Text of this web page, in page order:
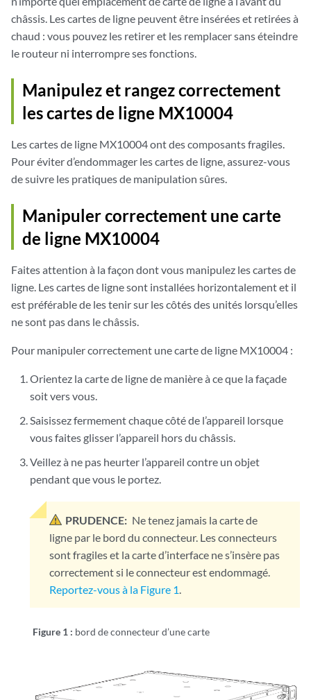
châssis. Les cartes de ligne peuvent être insérées et retirées à
chaud : vous pouvez les retirer et les remplacer sans éteindre
le routeur ni interrompre ses fonctions.
Manipulez et rangez correctement
les cartes de ligne MX10004
Les cartes de ligne MX10004 ont des composants fragiles.
Pour éviter d’endommager les cartes de ligne, assurez-vous
de suivre les pratiques de manipulation sûres.
Manipuler correctement une carte
de ligne MX10004
Faites attention à la façon dont vous manipulez les cartes de
ligne. Les cartes de ligne sont installées horizontalement et il
est préférable de les tenir sur les côtés des unités lorsqu’elles
ne sont pas dans le châssis.
Pour manipuler correctement une carte de ligne MX10004 :
Orientez la carte de ligne de manière à ce que la façade
soit vers vous.
Saisissez fermement chaque côté de l’appareil lorsque
vous faites glisser l’appareil hors du châssis.
Veillez à ne pas heurter l’appareil contre un objet
pendant que vous le portez.
PRUDENCE: Ne tenez jamais la carte de
ligne par le bord du connecteur. Les connecteurs
sont fragiles et la carte d’interface ne s’insère pas
correctement si le connecteur est endommagé.
Reportez-vous à la Figure 1.
Figure 1 : bord de connecteur d’une carte